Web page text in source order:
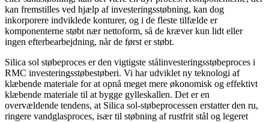
kan fremstilles ved hjælp af investeringsstøbning, kan dog
inkorporere indviklede konturer, og i de fleste tilfælde er
komponenterne støbt nær nettoform, så de kræver kun lidt eller
ingen efterbearbejdning, når de først er støbt.
Silica sol støbeproces er den vigtigste stålinvesteringsstøbeproces i
RMC investeringsstøbestøberi. Vi har udviklet ny teknologi af
klæbende materiale for at opnå meget mere økonomisk og effektivt
klæbende materiale til at bygge gylleskallen. Det er en
overvældende tendens, at Silica sol-støbeprocessen erstatter den ru,
ringere vandglasproces, især til støbning af rustfrit stål og legeret